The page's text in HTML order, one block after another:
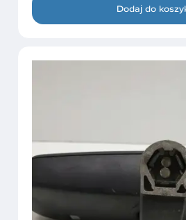
Dodaj do